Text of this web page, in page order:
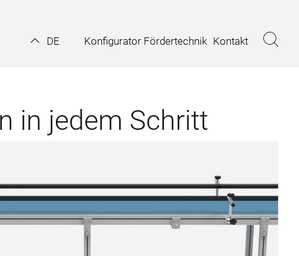
DE Konfigurator Fördertechnik Kontakt
in jedem Schritt